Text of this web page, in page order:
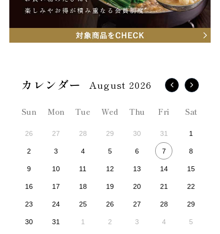
August 2026
Sun Mon Tue Wed Thu Fri Sat
26 27 28 29 30 31 1
2 3 4 5 6 7 8
9 10 11 12 13 14 15
16 17 18 19 20 21 22
23 24 25 26 27 28 29
30 31 1 2 3 4 5